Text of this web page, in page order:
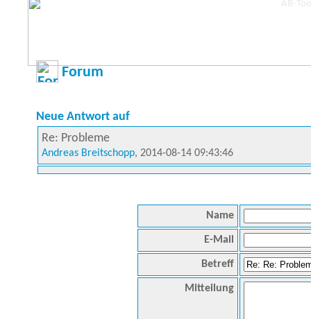
Forum
Neue Antwort auf
Re: Probleme
Andreas Breitschopp, 2014-08-14 09:43:46
Name
E-Mail
Betreff
Mitteilung